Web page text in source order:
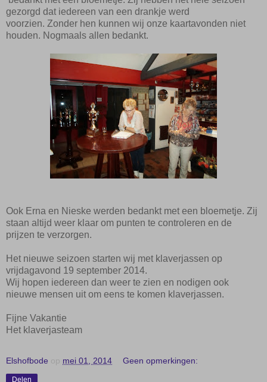
gezorgd dat iedereen van een drankje werd
voorzien. Zonder hen kunnen wij onze kaartavonden niet
houden. Nogmaals allen bedankt.
Ook Erna en Nieske werden bedankt met een bloemetje. Zij
staan altijd weer klaar om punten te controleren en de
prijzen te verzorgen.
Het nieuwe seizoen starten wij met klaverjassen op
vrijdagavond 19 september 2014.
Wij hopen iedereen dan weer te zien en nodigen ook
nieuwe mensen uit om eens te komen klaverjassen.
Fijne Vakantie
Het klaverjasteam
Elshofbode op mei 01, 2014 Geen opmerkingen:
Delen